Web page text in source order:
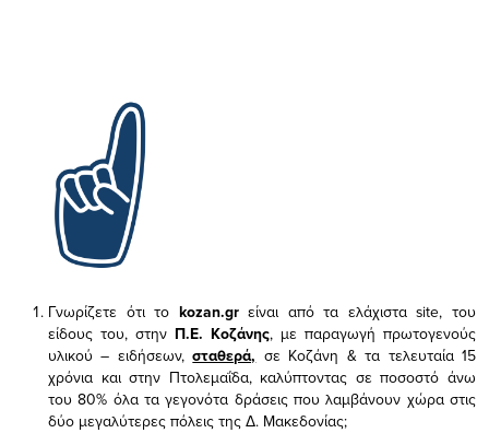
Γνωρίζετε ότι το kozan.gr είναι από τα ελάχισταsite, του
είδους του, στην Π.Ε. Κοζάνης, με παραγωγή πρωτογενούς
υλικού – ειδήσεων,σταθερά, σε Κοζάνη & τα τελευταία 15
χρόνια και στην Πτολεμαΐδα, καλύπτοντας σε ποσοστό άνω
του 80% όλα τα γεγονότα δράσεις που λαμβάνουν χώρα στις
δύο μεγαλύτερες πόλεις της Δ. Μακεδονίας;